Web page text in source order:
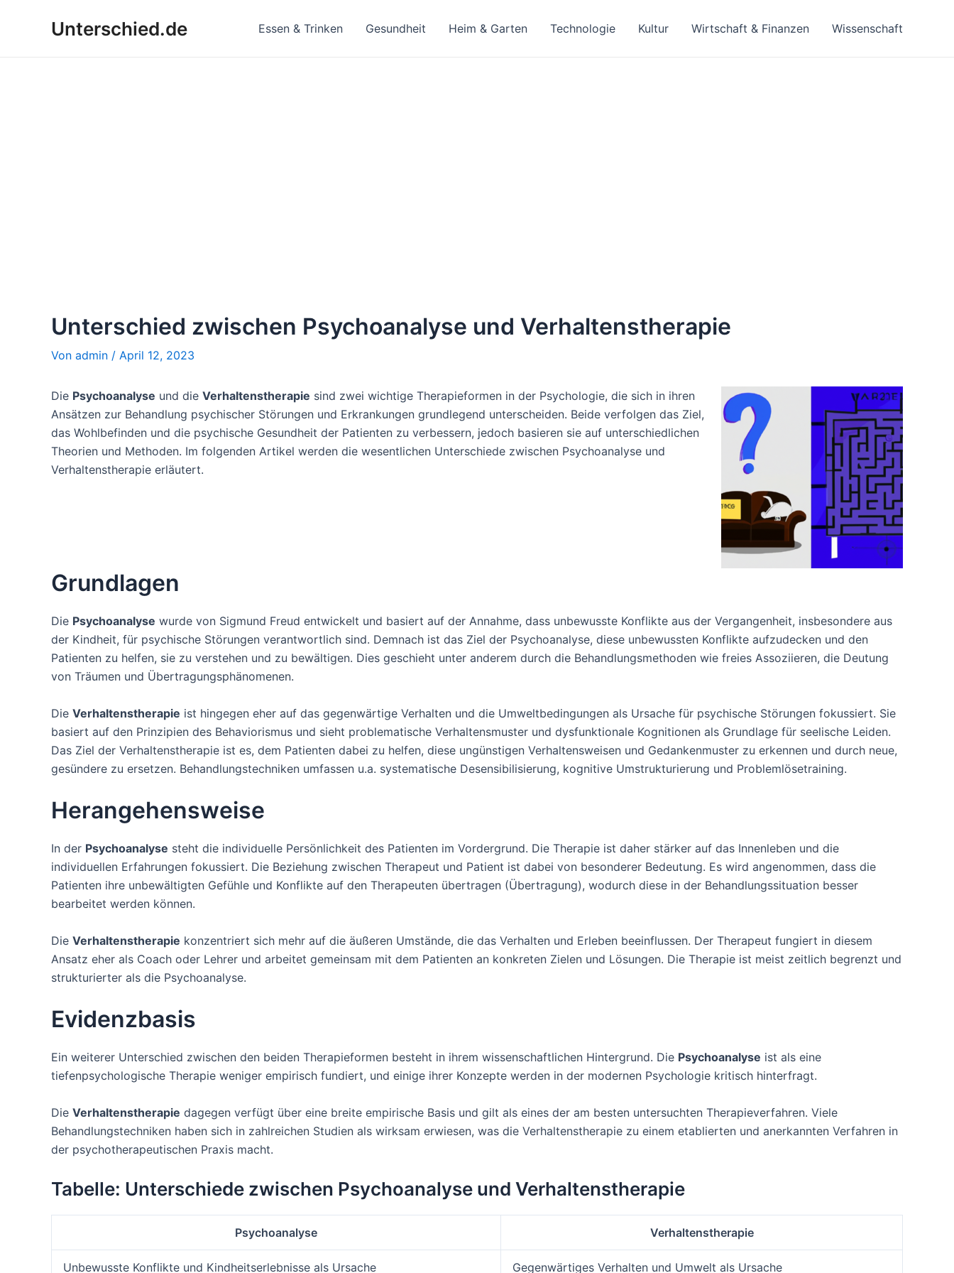
Unterschied.de Essen & Trinken Gesundheit Heim & Garten Technologie Kultur Wirtschaft & Finanzen Wissenschaft
Unterschied zwischen Psychoanalyse und Verhaltenstherapie
Von admin / April 12, 2023
Die Psychoanalyse und die Verhaltenstherapie sind zwei wichtige Therapieformen in der Psychologie, die sich in ihren
Ansätzen zur Behandlung psychischer Störungen und Erkrankungen grundlegend unterscheiden. Beide verfolgen das Ziel,
das Wohlbefinden und die psychische Gesundheit der Patienten zu verbessern, jedoch basieren sie auf unterschiedlichen
Theorien und Methoden. Im folgenden Artikel werden die wesentlichen Unterschiede zwischen Psychoanalyse und
Verhaltenstherapie erläutert.
Grundlagen
Die Psychoanalyse wurde von Sigmund Freud entwickelt und basiert auf der Annahme, dass unbewusste Konflikte aus der Vergangenheit, insbesondere aus
der Kindheit, für psychische Störungen verantwortlich sind. Demnach ist das Ziel der Psychoanalyse, diese unbewussten Konflikte aufzudecken und den
Patienten zu helfen, sie zu verstehen und zu bewältigen. Dies geschieht unter anderem durch die Behandlungsmethoden wie freies Assoziieren, die Deutung
von Träumen und Übertragungsphänomenen.
Die Verhaltenstherapie ist hingegen eher auf das gegenwärtige Verhalten und die Umweltbedingungen als Ursache für psychische Störungen fokussiert. Sie
basiert auf den Prinzipien des Behaviorismus und sieht problematische Verhaltensmuster und dysfunktionale Kognitionen als Grundlage für seelische Leiden.
Das Ziel der Verhaltenstherapie ist es, dem Patienten dabei zu helfen, diese ungünstigen Verhaltensweisen und Gedankenmuster zu erkennen und durch neue,
gesündere zu ersetzen. Behandlungstechniken umfassen u.a. systematische Desensibilisierung, kognitive Umstrukturierung und Problemlösetraining.
Herangehensweise
In der Psychoanalyse steht die individuelle Persönlichkeit des Patienten im Vordergrund. Die Therapie ist daher stärker auf das Innenleben und die
individuellen Erfahrungen fokussiert. Die Beziehung zwischen Therapeut und Patient ist dabei von besonderer Bedeutung. Es wird angenommen, dass die
Patienten ihre unbewältigten Gefühle und Konflikte auf den Therapeuten übertragen (Übertragung), wodurch diese in der Behandlungssituation besser
bearbeitet werden können.
Die Verhaltenstherapie konzentriert sich mehr auf die äußeren Umstände, die das Verhalten und Erleben beeinflussen. Der Therapeut fungiert in diesem
Ansatz eher als Coach oder Lehrer und arbeitet gemeinsam mit dem Patienten an konkreten Zielen und Lösungen. Die Therapie ist meist zeitlich begrenzt und
strukturierter als die Psychoanalyse.
Evidenzbasis
Ein weiterer Unterschied zwischen den beiden Therapieformen besteht in ihrem wissenschaftlichen Hintergrund. Die Psychoanalyse ist als eine
tiefenpsychologische Therapie weniger empirisch fundiert, und einige ihrer Konzepte werden in der modernen Psychologie kritisch hinterfragt.
Die Verhaltenstherapie dagegen verfügt über eine breite empirische Basis und gilt als eines der am besten untersuchten Therapieverfahren. Viele
Behandlungstechniken haben sich in zahlreichen Studien als wirksam erwiesen, was die Verhaltenstherapie zu einem etablierten und anerkannten Verfahren in
der psychotherapeutischen Praxis macht.
Tabelle: Unterschiede zwischen Psychoanalyse und Verhaltenstherapie
Psychoanalyse Verhaltenstherapie
Unbewusste Konflikte und Kindheitserlebnisse als Ursache Gegenwärtiges Verhalten und Umwelt als Ursache